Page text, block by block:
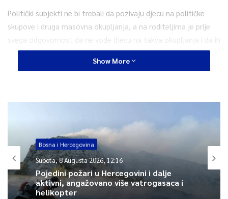
Politički subjekti ne bi trebali da pozivaju djecu na političke
skupove i druga masovna okupljanja, a na roditeljima je prije
svega odgovornost da ne vode djecu na takva okupljanja i da ih
zaštite od nepotrebnih izlaganja.
0
Article Rating
Show More
Bosna i Hercegovina
Subota, 8 Augusta 2026, 12:16
Pojedini požari u Hercegovini i dalje
aktivni, angažovano više vatrogasaca i
helikopter